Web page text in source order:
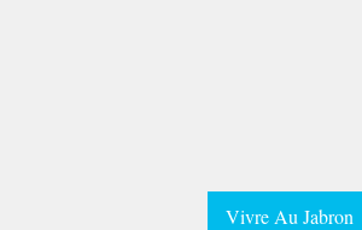
Vivre Au Jabron